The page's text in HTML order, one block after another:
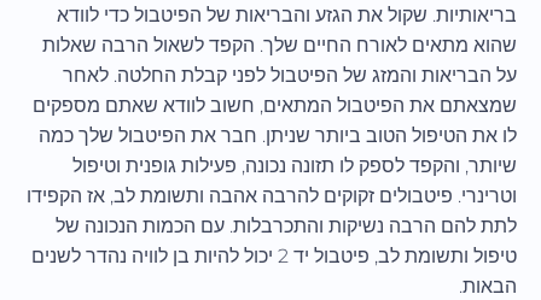
בריאותיות. שקול את הגזע והבריאות של הפיטבול כדי לוודא
שהוא מתאים לאורח החיים שלך. הקפד לשאול הרבה שאלות
על הבריאות והמזג של הפיטבול לפני קבלת החלטה. לאחר
שמצאתם את הפיטבול המתאים, חשוב לוודא שאתם מספקים
לו את הטיפול הטוב ביותר שניתן. חבר את הפיטבול שלך כמה
שיותר, והקפד לספק לו תזונה נכונה, פעילות גופנית וטיפול
וטרינרי. פיטבולים זקוקים להרבה אהבה ותשומת לב, אז הקפידו
לתת להם הרבה נשיקות והתכרבלות. עם הכמות הנכונה של
טיפול ותשומת לב, פיטבול יד 2 יכול להיות בן לוויה נהדר לשנים
הבאות.